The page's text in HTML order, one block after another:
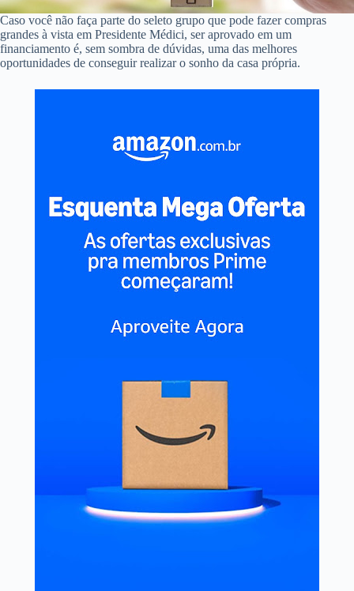
Caso você não faça parte do seleto grupo que pode fazer compras
grandes à vista em Presidente Médici, ser aprovado em um
financiamento é, sem sombra de dúvidas, uma das melhores
oportunidades de conseguir realizar o sonho da casa própria.